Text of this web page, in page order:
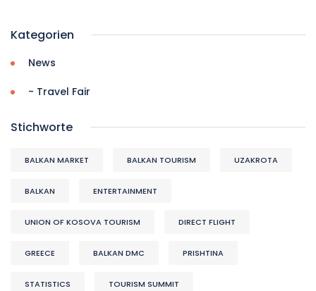
Kategorien
News
- Travel Fair
Stichworte
BALKAN MARKET BALKAN TOURISM UZAKROTA
BALKAN ENTERTAINMENT
UNION OF KOSOVA TOURISM DIRECT FLIGHT
GREECE BALKAN DMC PRISHTINA
STATISTICS TOURISM SUMMIT